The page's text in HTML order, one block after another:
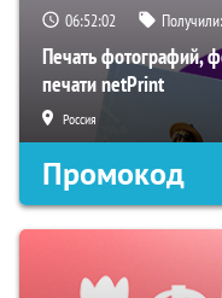
06:52:01 Получили:
Печать фотографий,
печати netPrint
Россия
Промокод